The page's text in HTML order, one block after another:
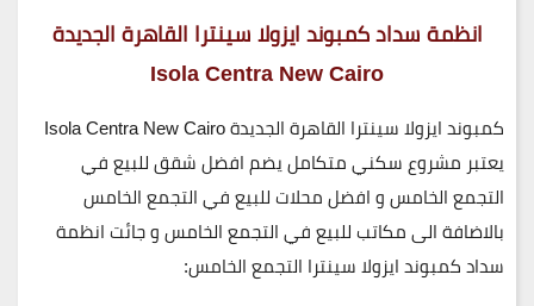
انظمة سداد كمبوند ايزولا سينترا القاهرة الجديدة
Isola Centra New Cairo
كمبوند ايزولا سينترا القاهرة الجديدة Isola Centra New Cairo
يعتبر مشروع سكني متكامل يضم افضل شقق للبيع في
التجمع الخامس و افضل محلات للبيع في التجمع الخامس
بالاضافة الى مكاتب للبيع في التجمع الخامس و جائت انظمة
سداد كمبوند ايزولا سينترا التجمع الخامس: